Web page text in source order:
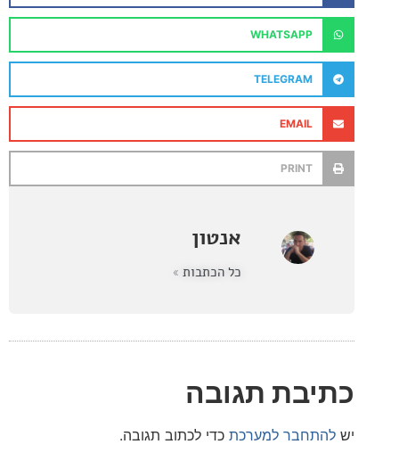
WHATSAPP
TELEGRAM
אנטון
תגובה
למערכתכדי לכתוב תגובה.